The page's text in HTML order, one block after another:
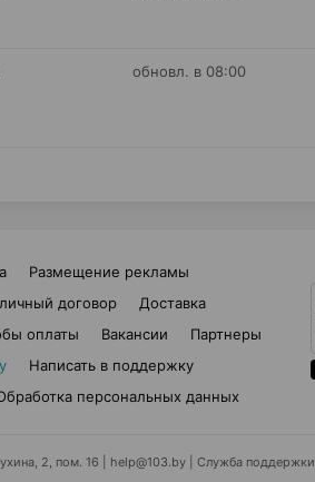
обновл. в 08:00
Размещение рекламы
договор
Доставка
оплаты Вакансии
Партнеры
Написать в поддержку
персональных данных
2, пом. 16 | help@103.by Служба поддержки